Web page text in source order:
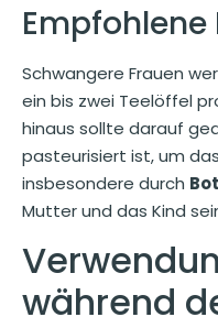
Empfohlene
Schwangere Frauen
ein bis zwei Teelöffel
hinaus sollte darauf
pasteurisiert ist, um
insbesondere durch
Mutter und das Kind
während